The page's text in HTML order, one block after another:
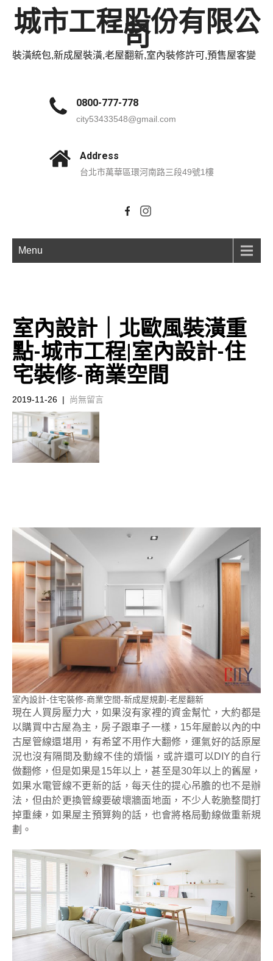
城市工程股份有限公
司
裝潢統包,新成屋裝潢,老屋翻新,室內裝修許可,預售屋客變
0800-777-778
city53433548@gmail.com
Address
台北市萬華區環河南路三段49號1樓
Menu
室內設計｜北歐風裝潢重
點-城市工程|室內設計-住
宅裝修-商業空間
2019-11-26 | 尚無留言
室內設計-住宅裝修-商業空間-新成屋規劃-老屋翻新
現在人買房壓力大，如果沒有家裡的資金幫忙，大約都是
以購買中古屋為主，房子跟車子一樣，15年屋齡以內的中
古屋管線還堪用，有希望不用作大翻修，運氣好的話原屋
況也沒有隔間及動線不佳的煩惱，或許還可以DIY的自行
做翻修，但是如果是15年以上，甚至是30年以上的舊屋，
如果水電管線不更新的話，每天住的提心吊膽的也不是辦
法，但由於更換管線要破壞牆面地面，不少人乾脆整間打
掉重練，如果屋主預算夠的話，也會將格局動線做重新規
劃。